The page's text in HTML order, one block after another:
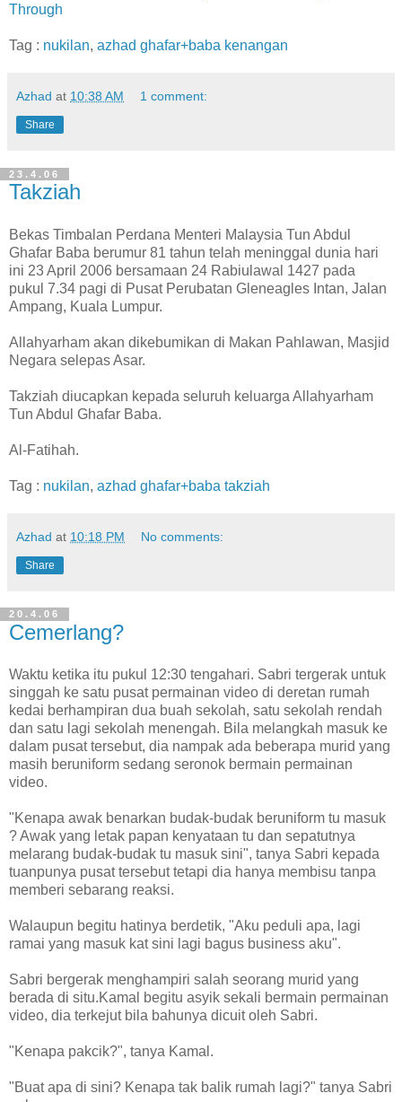
Through
Tag : nukilan, azhad ghafar+baba kenangan
Azhad at 10:38 AM 1 comment:
Share
23.4.06
Takziah
Bekas Timbalan Perdana Menteri Malaysia Tun Abdul
Ghafar Baba berumur 81 tahun telah meninggal dunia hari
ini 23 April 2006 bersamaan 24 Rabiulawal 1427 pada
pukul 7.34 pagi di Pusat Perubatan Gleneagles Intan, Jalan
Ampang, Kuala Lumpur.
Allahyarham akan dikebumikan di Makan Pahlawan, Masjid
Negara selepas Asar.
Takziah diucapkan kepada seluruh keluarga Allahyarham
Tun Abdul Ghafar Baba.
Al-Fatihah.
Tag : nukilan, azhad ghafar+baba takziah
Azhad at 10:18 PM No comments:
Share
20.4.06
Cemerlang?
Waktu ketika itu pukul 12:30 tengahari. Sabri tergerak untuk
singgah ke satu pusat permainan video di deretan rumah
kedai berhampiran dua buah sekolah, satu sekolah rendah
dan satu lagi sekolah menengah. Bila melangkah masuk ke
dalam pusat tersebut, dia nampak ada beberapa murid yang
masih beruniform sedang seronok bermain permainan
video.
"Kenapa awak benarkan budak-budak beruniform tu masuk
? Awak yang letak papan kenyataan tu dan sepatutnya
melarang budak-budak tu masuk sini", tanya Sabri kepada
tuanpunya pusat tersebut tetapi dia hanya membisu tanpa
memberi sebarang reaksi.
Walaupun begitu hatinya berdetik, "Aku peduli apa, lagi
ramai yang masuk kat sini lagi bagus business aku".
Sabri bergerak menghampiri salah seorang murid yang
berada di situ.Kamal begitu asyik sekali bermain permainan
video, dia terkejut bila bahunya dicuit oleh Sabri.
"Kenapa pakcik?", tanya Kamal.
"Buat apa di sini? Kenapa tak balik rumah lagi?" tanya Sabri